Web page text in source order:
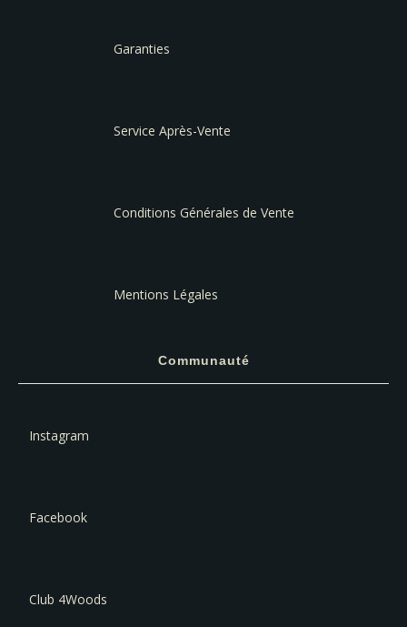
Garanties
Service Après-Vente
Conditions Générales de Vente
Mentions Légales
Communauté
Instagram
Facebook
Club 4Woods